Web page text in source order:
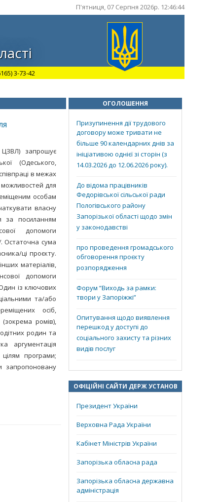
П'ятниця, 07 Серпня 2026р. 12:46:44
3-73-42
запрошує
(Одеського,
в межах
для
особам
власну
за посиланням
допомоги
Остаточна сума
ці проєкту.
матеріалів,
допомоги
із ключових
та/або
осіб,
(зокрема ромів),
родин та
аргументація
цілям програми;
запропоновану
ОГОЛОШЕННЯ
Призупинення дії трудового
договору може тривати не
більше 90 календарних днів за
ініціативою однієї зі сторін (з
14.03.2026 до 12.06.2026 року).
До відома працівників
Федорівської сільської ради
Пологівського району
Запорізької області щодо змін
у законодавстві
про проведення громадського
обговорення проєкту
розпорядження
Форум “Виходь за рамки:
твори у Запоріжжі”
Опитування щодо виявлення
перешкод у доступі до
соціального захисту та різних
видів послуг
ОФІЦІЙНІ САЙТИ ДЕРЖ УСТАНОВ
Президент України
Верховна Рада України
Кабінет Міністрів України
Запорізька обласна рада
Запорізька обласна державна
адміністрація